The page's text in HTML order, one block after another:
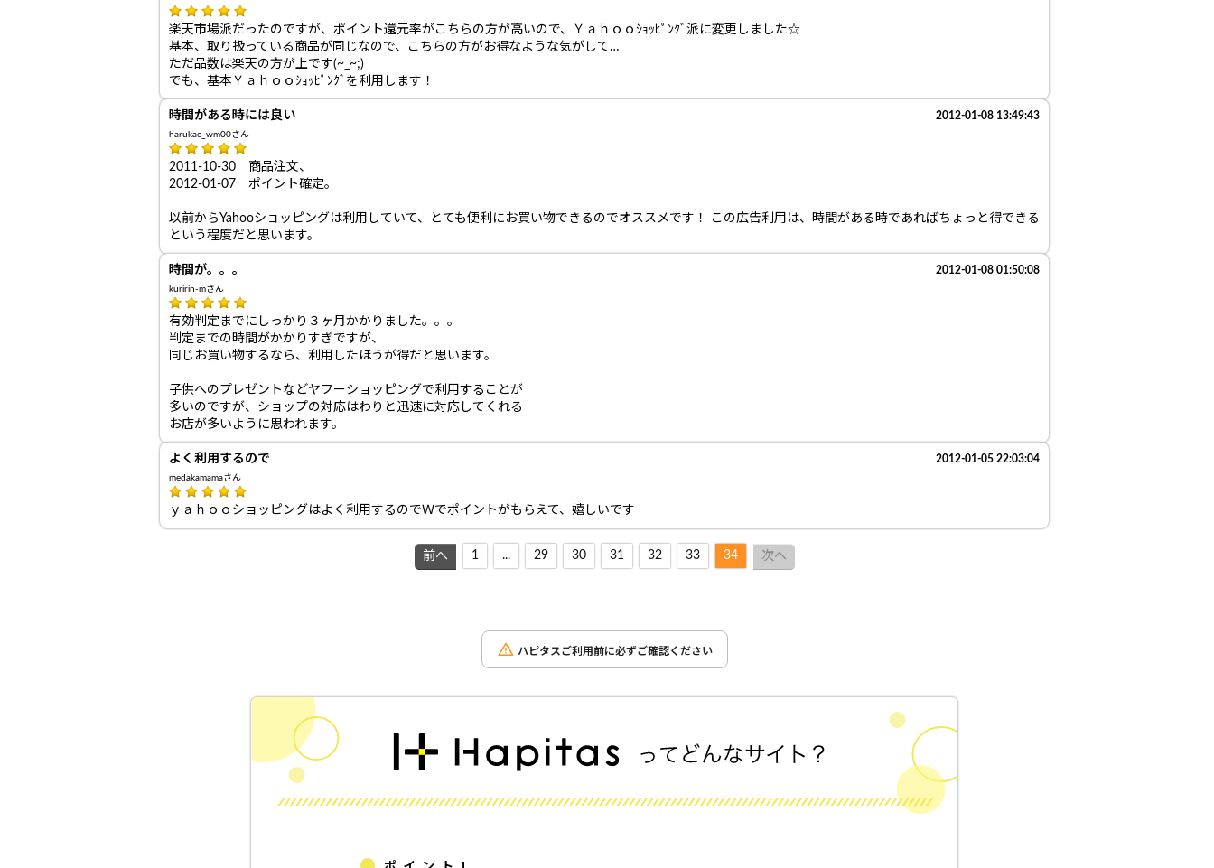
楽天市場派だったのですが、ポイント還元率がこちらの方が高いので、Ｙａｈｏｏｼｮｯﾋﾟﾝｸﾞ派に変更しました☆
基本、取り扱っている商品が同じなので、こちらの方がお得なような気がして…
ただ品数は楽天の方が上です(~_~;)
でも、基本Ｙａｈｏｏｼｮｯﾋﾟﾝｸﾞを利用します！
時間がある時には良い 2012-01-08 13:49:43
harukae_wm00さん
2011-10-30 商品注文、
2012-01-07 ポイント確定。
以前からYahooショッピングは利用していて、とても便利にお買い物できるのでオススメです！ この広告利用は、時間がある時であればちょっと得できる
という程度だと思います。
時間が。。。 2012-01-08 01:50:08
kuririn-mさん
有効判定までにしっかり３ヶ月かかりました。。。
判定までの時間がかかりすぎですが、
同じお買い物するなら、利用したほうが得だと思います。
子供へのプレゼントなどヤフーショッピングで利用することが
多いのですが、ショップの対応はわりと迅速に対応してくれる
お店が多いように思われます。
よく利用するので 2012-01-05 22:03:04
medakamamaさん
ｙａｈｏｏショッピングはよく利用するのでＷでポイントがもらえて、嬉しいです
前へ 1 ... 29 30 31 32 33 34 次へ
ハピタスご利用前に必ずご確認ください